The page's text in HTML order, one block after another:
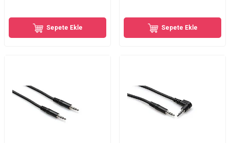
Sepete Ekle Sepete Ekle